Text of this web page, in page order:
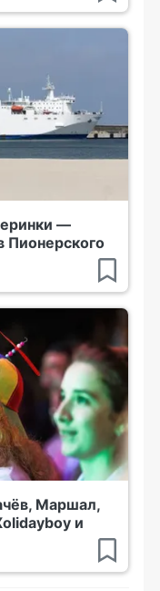
—
Пионерского
Маршал,
и